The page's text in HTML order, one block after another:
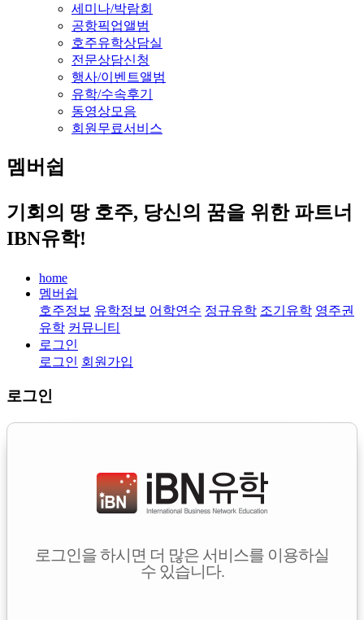
세미나/박람회
공항픽업앨범
호주유학상담실
전문상담신청
행사/이벤트앨범
유학/수속후기
동영상모음
회원무료서비스
멤버쉽
기회의 땅 호주, 당신의 꿈을 위한 파트너
IBN유학!
home
멤버쉽
호주정보 유학정보 어학연수 정규유학 조기유학 영주권
유학 커뮤니티
로그인
로그인 회원가입
로그인
로그인을 하시면 더 많은 서비스를 이용하실
수 있습니다.